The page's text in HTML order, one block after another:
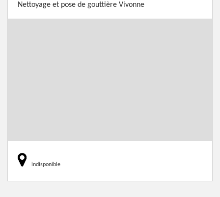
Nettoyage et pose de gouttière Vivonne
indisponible